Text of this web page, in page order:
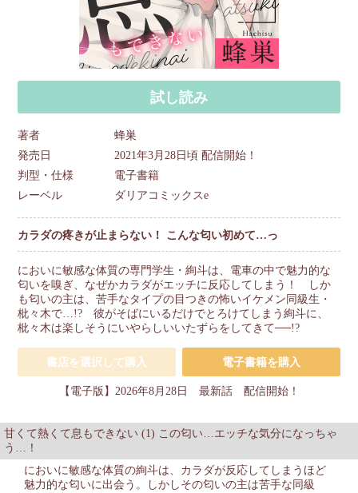
試し読み
著者
蜂巣
発売日
2021年3月28日頃 配信開始！
判型・仕様
電子書籍
レーベル
ダリアコミックスe
カラダの疼きが止まらない！ こんな匂い初めて…っ
においに敏感な体質の専門学生・絢斗は、電車の中で魅力的な
匂いを嗅ぎ、なぜかカラダがエッチに反応してしまう！ しか
も匂いの主は、苦手なタイプの目つきの怖いイケメン同級生・
枇々木で…!? 彼がそばにいるだけでとろけてしまう絢斗に、
枇々木は楽しそうにいやらしいいたずらをしてきて──!?
書店を選択して購入 電子書籍を購入
【電子版】2026年8月28日 最新話 配信開始！
甘くて熱くて息もできない (1) この匂い…エッチな気分になっちゃ
う…！
においに敏感な体質の絢斗は、カラダが反応してしまうほど
魅力的な匂いに出会う。しかしその匂いの主は苦手な同級